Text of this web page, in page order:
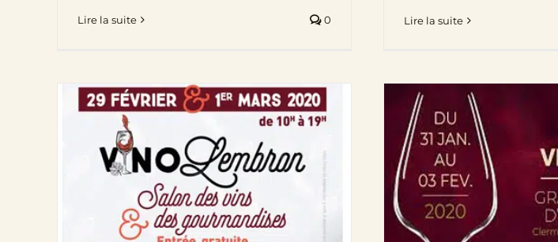
Lire la suite 0 Lire la suite